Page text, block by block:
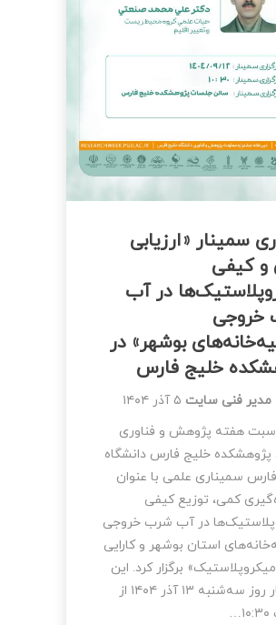
سمینار «ارزیابی
و کیفی
در آب
خروجی
بوشهر» در
خلیج فارس
مدیر فنی سایت ۵ آذر ۱۴۰۴
هفته پژوهش و فناوری
پژوهشکده خلیج فارس دانشگاه
سمیناری علمی با عنوان
کمی، توزیع کیفی
در آب شرب خروجی
استان بوشهر و کارایی
برگزار کرد. این
سمینار روز سه‌شنبه ۱۳ آذر ۱۴۰۴ از